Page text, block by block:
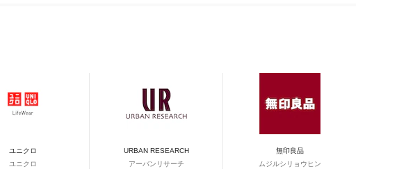
ユニクロ
ユニクロ
URBAN RESEARCH
アーバンリサーチ
無印良品
ムジルシリョウヒン